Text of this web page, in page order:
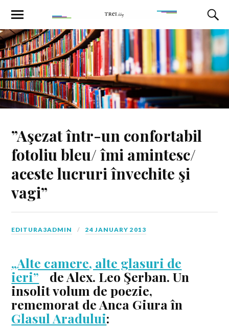
”Aşezat într-un confortabil
fotoliu bleu/ îmi amintesc/
aceste lucruri învechite şi
vagi”
EDITURA3ADMIN 24 JANUARY 2013
„Alte camere, alte glasuri de
ieri” de Alex. Leo Şerban. Un
insolit volum de poezie,
rememorat de Anca Giura în
Glasul Aradului: